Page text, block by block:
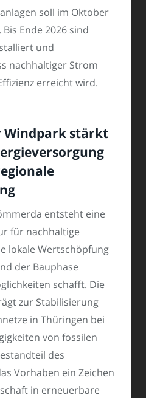
soll im Oktober
Ende 2026 sind
und
nachhaltiger Strom
erreicht wird.
Windpark stärkt
entsteht eine
für nachhaltige
lokale Wertschöpfung
der Bauphase
schafft. Die
zur Stabilisierung
in Thüringen bei
von fossilen
des
Vorhaben ein Zeichen
in erneuerbare